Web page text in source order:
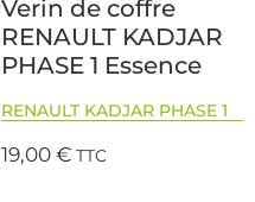
Verin de coffre
RENAULT KADJAR
PHASE 1 Essence
RENAULT KADJAR PHASE 1
19,00€ TTC